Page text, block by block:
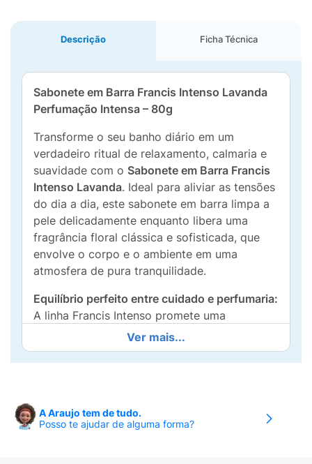
Descrição Ficha Técnica
Sabonete em Barra Francis Intenso Lavanda
Perfumação Intensa – 80g
Transforme o seu banho diário em um
verdadeiro ritual de relaxamento, calmaria e
suavidade com o Sabonete em Barra Francis
Intenso Lavanda. Ideal para aliviar as tensões
do dia a dia, este sabonete em barra limpa a
pele delicadamente enquanto libera uma
fragrância floral clássica e sofisticada, que
envolve o corpo e o ambiente em uma
atmosfera de pura tranquilidade.
Equilíbrio perfeito entre cuidado e perfumaria:
A linha Francis Intenso promete uma
perfumação intensa na pele e no banho
Alinhada a um consumo mais consciente, sua
fórmula conta com81% de ingredientes
higieniza sem agredir a barreira cutânea.
Ver mais...
A Araujo tem de tudo.
Posso te ajudar de alguma forma?